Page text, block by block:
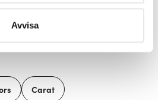
ditt samtycke när som
innehållet och annonserna
vi tror att du tycker om. Det
vår trafik och göra
Avvisa
Carat